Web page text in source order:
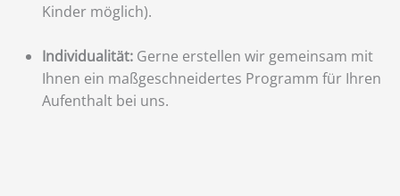
Kinder möglich).
Individualität:Gerne erstellen wir gemeinsam mit
Ihnen ein maßgeschneidertes Programm für Ihren
Aufenthalt bei uns.